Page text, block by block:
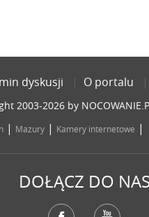
dyskusji O portalu
2003-2026 by
| Mazury | Kamery internetowe |
DOŁĄCZ DO NAS